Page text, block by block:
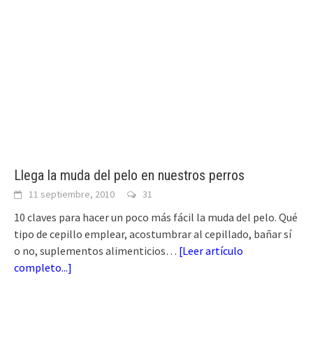
Llega la muda del pelo en nuestros perros
11 septiembre, 2010 31
10 claves para hacer un poco más fácil la muda del pelo. Qué
tipo de cepillo emplear, acostumbrar al cepillado, bañar sí
o no, suplementos alimenticios… [Leer artículo
completo...]